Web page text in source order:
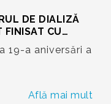
DE DIALIZĂ
FINISAT CU
19-a aniversări a
Află mai mult